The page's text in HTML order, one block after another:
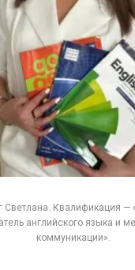
Светлана. Квалификация —
английского языка и
коммуникации».